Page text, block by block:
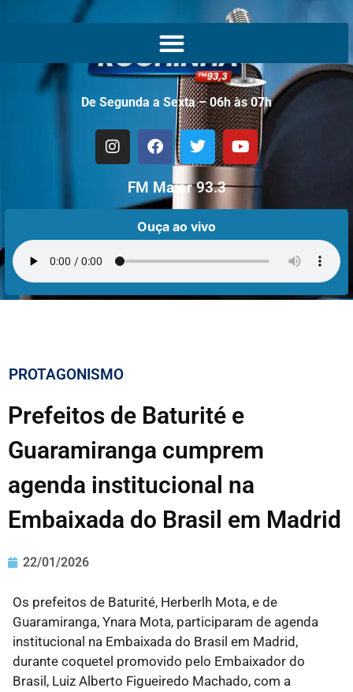
De Segunda a Sexta – 06h às 07h
FM Maior 93.3
Ouça ao vivo
PROTAGONISMO
Prefeitos de Baturité e
Guaramiranga cumprem
agenda institucional na
Embaixada do Brasil em Madrid
22/01/2026
Os prefeitos de Baturité, Herberlh Mota, e de
Guaramiranga, Ynara Mota, participaram de agenda
institucional na Embaixada do Brasil em Madrid,
durante coquetel promovido pelo Embaixador do
Brasil, Luiz Alberto Figueiredo Machado, com a